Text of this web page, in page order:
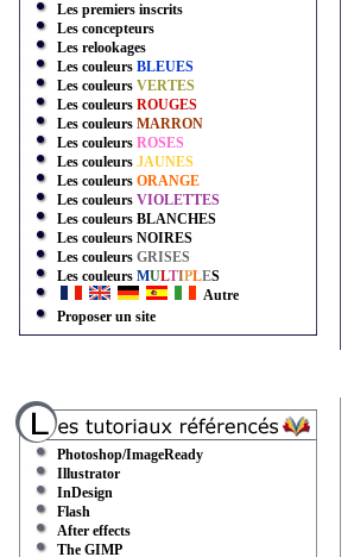
Les premiers inscrits
Les concepteurs
Les relookages
Les couleurs BLEUES
Les couleurs VERTES
Les couleurs ROUGES
Les couleurs MARRON
Les couleurs ROSES
Les couleurs JAUNES
Les couleurs ORANGE
Les couleurs VIOLETTES
Les couleurs BLANCHES
Les couleurs NOIRES
Les couleurs GRISES
Les couleurs MULTIPLES
Autre
Proposer un site
Photoshop/ImageReady
Illustrator
InDesign
Flash
After effects
The GIMP